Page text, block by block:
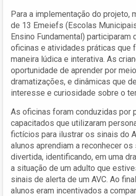
Para a implementação do projeto,
de 13 Emeiefs (Escolas
Ensino Fundamental) participaram
oficinas e atividades práticas que
maneira lúdica e interativa. As
oportunidade de aprender por
dramatizações, e dinâmicas que
interesse e curiosidade sobre o
As oficinas foram conduzidas por
capacitados que utilizaram
fictícios para ilustrar os sinais do
alunos aprendiam a reconhecer
divertida, identificando, em uma
a situação de um adulto que
sinais de alerta de um AVC. Ao
alunos eram incentivados a